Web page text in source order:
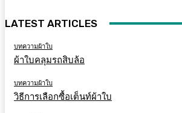
LATEST ARTICLES
บทความผ้าใบ
ผ้าใบคลุมรถสิบล้อ
บทความผ้าใบ
วิธีการเลือกซื้อเต็นท์ผ้าใบ